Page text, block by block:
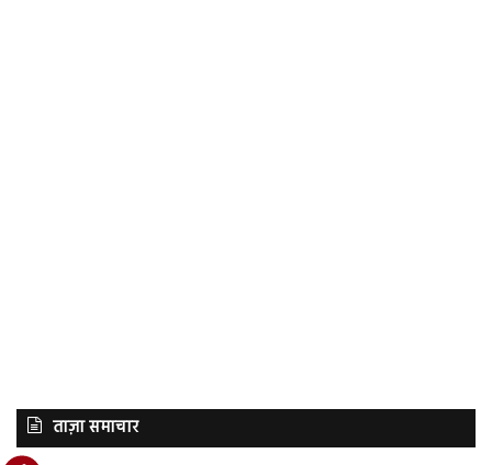
ताज़ा समाचार